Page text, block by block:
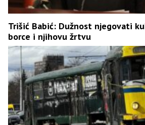
Trišić Babić: Dužnost njegovati
borce i njihovu žrtvu